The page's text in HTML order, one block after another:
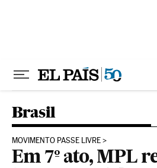
Brasil
MOVIMENTO PASSE LIVRE
Em 7º ato, MPL